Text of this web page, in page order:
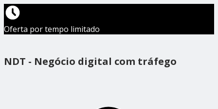
Oferta por tempo limitado
NDT - Negócio digital com tráfego